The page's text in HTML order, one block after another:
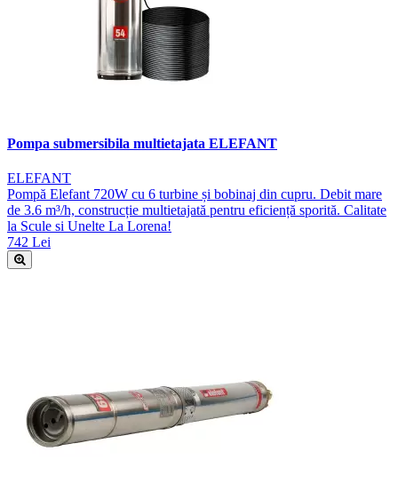
Pompa submersibila multietajata ELEFANT
ELEFANT
Pompă Elefant 720W cu 6 turbine și bobinaj din cupru. Debit mare
de 3.6 m³/h, construcție multietajată pentru eficiență sporită. Calitate
la Scule si Unelte La Lorena!
742 Lei